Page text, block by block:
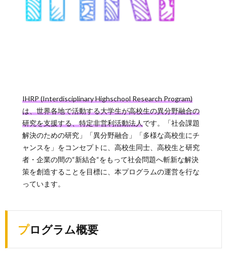
IHRP (Interdisciplinary Highschool Research Program)
は、世界各地で活動する大学生が高校生の異分野融合の
研究を支援する、特定非営利活動法人です。「社会課題
解決のための研究」「異分野融合」「多様な高校生にチ
ャンスを」をコンセプトに、高校生同士、高校生と研究
者・企業の間の“新結合“をもって社会問題へ斬新な解決
策を創造することを目標に、本プログラムの運営を行な
っています。
プログラム概要